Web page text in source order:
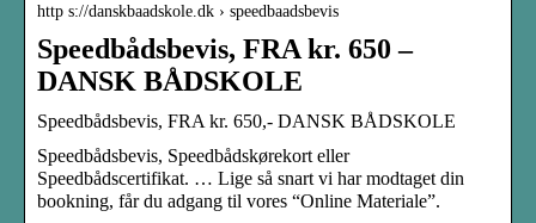
http s://danskbaadskole.dk › speedbaadsbevis
Speedbådsbevis, FRA kr. 650 –
DANSK BÅDSKOLE
Speedbådsbevis, FRA kr. 650,- DANSK BÅDSKOLE
Speedbådsbevis, Speedbådskørekort eller
Speedbådscertifikat. … Lige så snart vi har modtaget din
bookning, får du adgang til vores “Online Materiale”.